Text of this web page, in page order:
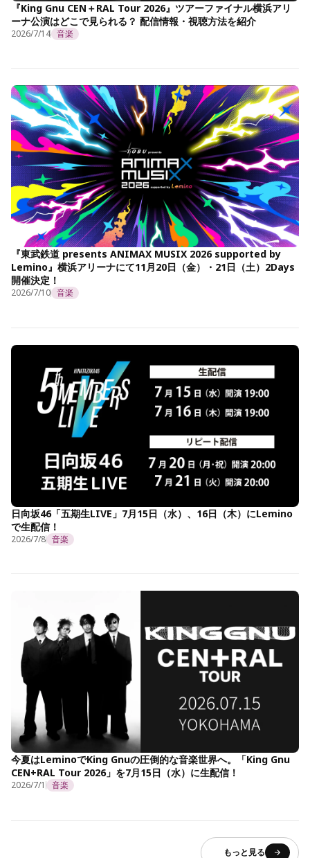
『King Gnu CEN＋RAL Tour 2026』ツアーファイナル横浜アリ
ーナ公演はどこで見られる？ 配信情報・視聴方法を紹介
2026/7/14 音楽
『東武鉄道 presents ANIMAX MUSIX 2026 supported by
Lemino』横浜アリーナにて11月20日（金）・21日（土）2Days
開催決定！
2026/7/10 音楽
日向坂46「五期生LIVE」7月15日（水）、16日（木）にLemino
で生配信！
2026/7/8 音楽
今夏はLeminoでKing Gnuの圧倒的な音楽世界へ。「King Gnu
CEN+RAL Tour 2026」を7月15日（水）に生配信！
2026/7/1 音楽
もっと見る